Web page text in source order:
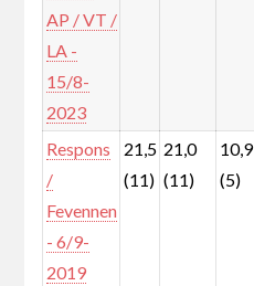
AP / VT /
LA -
15/8-
2023
Respons
/
Fevennen
- 6/9-
2019
21,5
(11)
21,0
(11)
10,9
(5)